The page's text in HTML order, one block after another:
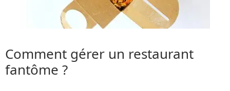
Comment gérer un restaurant
fantôme ?